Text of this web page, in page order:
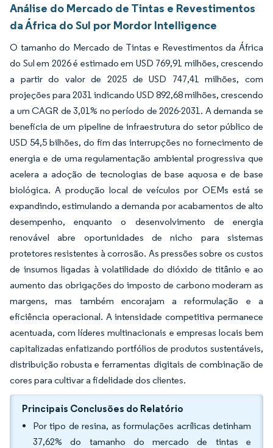
Análise do Mercado de Tintas e Revestimentos
da África do Sul por Mordor Intelligence
O tamanho do Mercado de Tintas e Revestimentos da África
do Sul em 2026 é estimado em USD 769,91 milhões, crescendo
a partir do valor de 2025 de USD 747,41 milhões, com
projeções para 2031 indicando USD 892,68 milhões, crescendo
a um CAGR de 3,01% no período de 2026-2031. A demanda se
beneficia de um pipeline de infraestrutura do setor público de
USD 54,5 bilhões, do fim das interrupções no fornecimento de
energia e de uma regulamentação ambiental progressiva que
acelera a adoção de tecnologias de base aquosa e de base
biológica. A produção local de veículos por OEMs está se
expandindo, estimulando a demanda por acabamentos de alto
desempenho, enquanto o desenvolvimento de energia
renovável abre oportunidades de nicho para sistemas
protetores resistentes à corrosão. As pressões sobre os custos
de insumos ligadas à volatilidade do dióxido de titânio e ao
aumento das obrigações do imposto de carbono moderam as
margens, mas também encorajam a reformulação e a
eficiência operacional. A intensidade competitiva permanece
acentuada, com líderes multinacionais e empresas locais bem
capitalizadas enfatizando portfólios de produtos sustentáveis,
distribuição robusta e ferramentas digitais de combinação de
cores para cultivar a fidelidade dos clientes.
Principais Conclusões do Relatório
Por tipo de resina, as formulações acrílicas detinham
37,62% do tamanho do mercado de tintas e